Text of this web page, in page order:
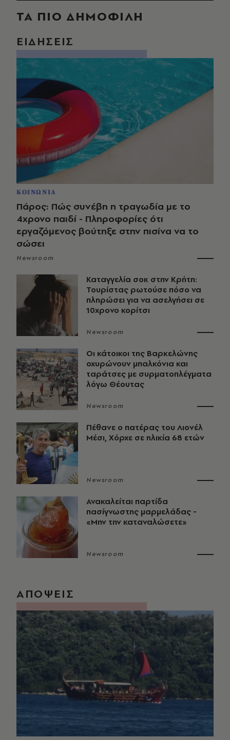
ΤΑ ΠΙΟ ΔΗΜΟΦΙΛΗ
ΕΙΔΗΣΕΙΣ
ΚΟΙΝΩΝΙΑ
Πάρος: Πώς συνέβη η τραγωδία με το
4χρονο παιδί - Πληροφορίες ότι
εργαζόμενος βούτηξε στην πισίνα να το
σώσει
Newsroom
Καταγγελία σοκ στην Κρήτη:
Τουρίστας ρωτούσε πόσο να
πληρώσει για να ασελγήσει σε
10χρονο κορίτσι
Newsroom
Οι κάτοικοι της Βαρκελώνης
οχυρώνουν μπαλκόνια και
ταράτσες με συρματοπλέγματα
λόγω Θέουτας
Newsroom
Πέθανε ο πατέρας του Λιονέλ
Μέσι, Χόρχε σε ηλικία 68 ετών
Newsroom
Ανακαλείται παρτίδα
πασίγνωστης μαρμελάδας -
«Μην την καταναλώσετε»
Newsroom
ΑΠΟΨΕΙΣ